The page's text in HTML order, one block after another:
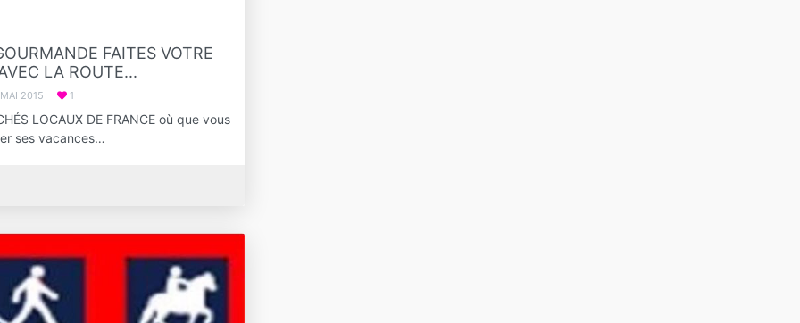
FAITES VOTRE
LA ROUTE...
2015 1
LOCAUX DE FRANCE où que vous
ses vacances…